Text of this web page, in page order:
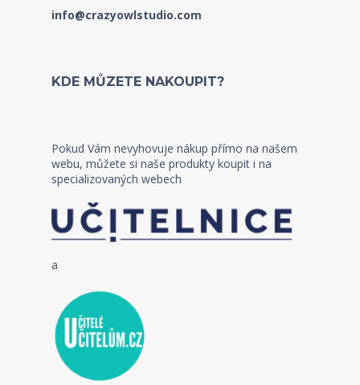
info@crazyowlstudio.com
KDE MŮZETE NAKOUPIT?
Pokud Vám nevyhovuje nákup přímo na našem
webu, můžete si naše produkty koupit i na
specializovaných webech
a